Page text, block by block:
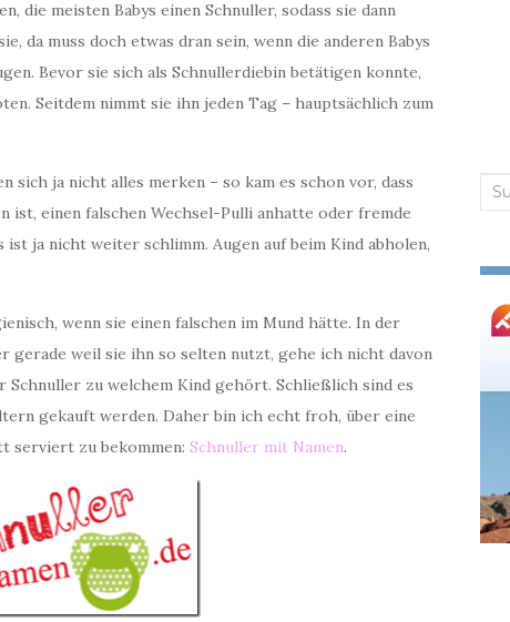
die meisten Babys einen Schnuller, sodass sie dann
da muss doch etwas dran sein, wenn die anderen Babys
Bevor sie sich als Schnullerdiebin betätigen konnte,
Seitdem nimmt sie ihn jeden Tag – hauptsächlich zum
sich ja nicht alles merken – so kam es schon vor, dass
ist, einen falschen Wechsel-Pulli anhatte oder fremde
ist ja nicht weiter schlimm. Augen auf beim Kind abholen,
wenn sie einen falschen im Mund hätte. In der
gerade weil sie ihn so selten nutzt, gehe ich nicht davon
Schnuller zu welchem Kind gehört. Schließlich sind es
gekauft werden. Daher bin ich echt froh, über eine
serviert zu bekommen: Schnuller mit Namen.